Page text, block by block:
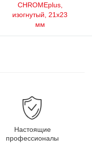
CHROMEplus,
изогнутый, 21х23
мм
Настоящие
профессионалы